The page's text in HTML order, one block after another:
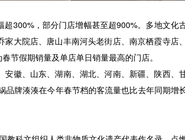
300%，部分门店增幅甚至超900%。多地文化
大院店、唐山丰南河头老街店、南京栖霞寺店
节假期销量及单店单日销量最高的门店。
徽、山东、湖南、湖北、河南、新疆、陕西、
牌湊湊在今年春节档的客流量也比去年同期增